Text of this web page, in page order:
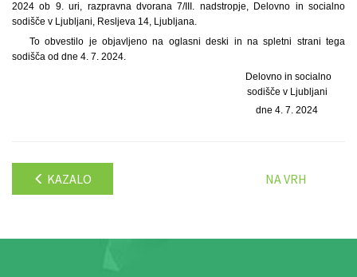
2024 ob 9. uri, razpravna dvorana 7/III. nadstropje, Delovno in socialno
sodišče v Ljubljani, Resljeva 14, Ljubljana.
To obvestilo je objavljeno na oglasni deski in na spletni strani tega
sodišča od dne 4. 7. 2024.
Delovno in socialno
sodišče v Ljubljani
dne 4. 7. 2024
KAZALO NA VRH